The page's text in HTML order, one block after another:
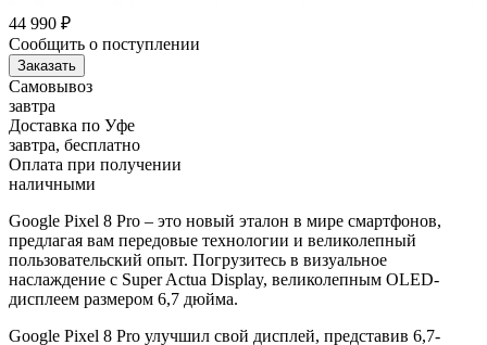
44 990 ₽
Сообщить о поступлении
Заказать
Самовывоз
завтра
Доставка по Уфе
завтра, бесплатно
Оплата при получении
наличными
Google Pixel 8 Pro – это новый эталон в мире смартфонов,
предлагая вам передовые технологии и великолепный
пользовательский опыт. Погрузитесь в визуальное
наслаждение с Super Actua Display, великолепным OLED-
дисплеем размером 6,7 дюйма.
Google Pixel 8 Pro улучшил свой дисплей, представив 6,7-